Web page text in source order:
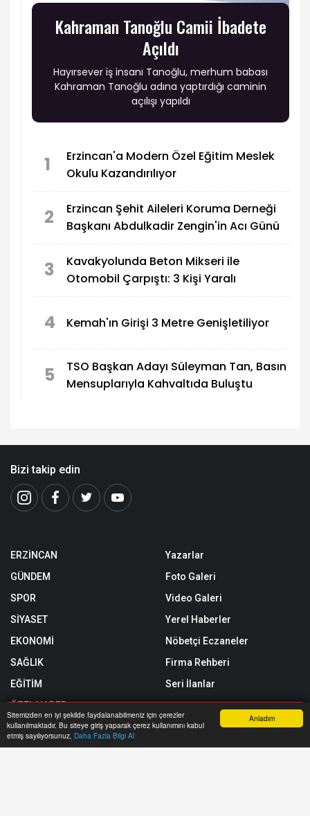
Anladım
Sitemizden en iyi şekilde faydalanabilmeniz için çerezler
kullanılmaktadır. Bu siteye giriş yaparak çerez kullanımını kabul
etmiş sayılıyorsunuz. Daha Fazla Bilgi Al
Kahraman Tanoğlu Camii İbadete
Açıldı
Hayırsever iş insanı Tanoğlu, merhum babası
Kahraman Tanoğlu adına yaptırdığı caminin
açılışı yapıldı
1
Erzincan'a Modern Özel Eğitim Meslek
Okulu Kazandırılıyor
2
Erzincan Şehit Aileleri Koruma Derneği
Başkanı Abdulkadir Zengin'in Acı Günü
3
Kavakyolunda Beton Mikseri ile
Otomobil Çarpıştı: 3 Kişi Yaralı
4 Kemah'ın Girişi 3 Metre Genişletiliyor
5
TSO Başkan Adayı Süleyman Tan, Basın
Mensuplarıyla Kahvaltıda Buluştu
Bizi takip edin
ERZİNCAN
GÜNDEM
SPOR
SİYASET
EKONOMİ
SAĞLIK
EĞİTİM
ÖZEL HABER
SİZİNLE BAŞBAŞA
Yazarlar
Foto Galeri
Video Galeri
Yerel Haberler
Nöbetçi Eczaneler
Firma Rehberi
Seri İlanlar
Anasayfa Yazarlar Haber Ara İhbar Hattı Menu